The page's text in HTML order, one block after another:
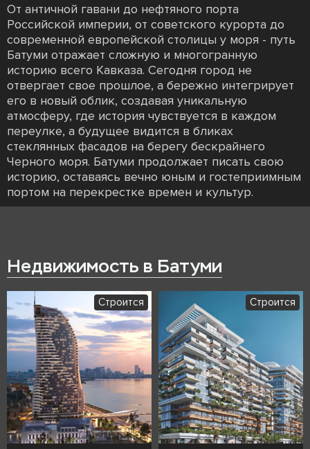
От античной гавани до нефтяного порта
Российской империи, от советского курорта до
современной европейской столицы у моря - путь
Батуми отражает сложную и многогранную
историю всего Кавказа. Сегодня город не
отвергает свое прошлое, а бережно интегрирует
его в новый облик, создавая уникальную
атмосферу, где история чувствуется в каждом
переулке, а будущее видится в бликах
стеклянных фасадов на берегу бескрайнего
Черного моря. Батуми продолжает писать свою
историю, оставаясь вечно юным и гостеприимным
портом на перекрестке времен и культур.
Недвижимость в Батуми
Пресэйл Пресэйл